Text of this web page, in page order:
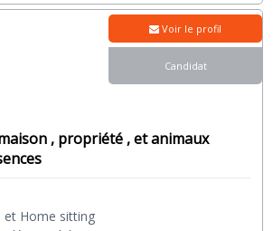
, propriété , et animaux
et Home sitting
Voir le profil
Candidat